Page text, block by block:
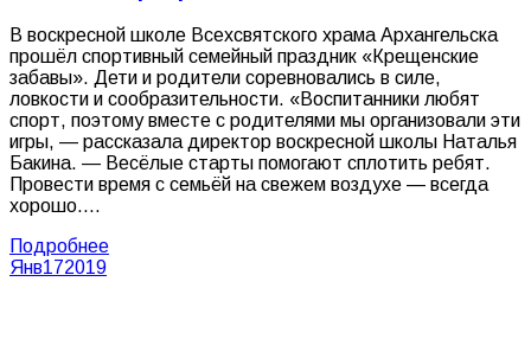
В воскресной школе Всехсвятского храма Архангельска
прошёл спортивный семейный праздник «Крещенские
забавы». Дети и родители соревновались в силе,
ловкости и сообразительности. «Воспитанники любят
спорт, поэтому вместе с родителями мы организовали эти
игры, — рассказала директор воскресной школы Наталья
Бакина. — Весёлые старты помогают сплотить ребят.
Провести время с семьёй на свежем воздухе — всегда
хорошо.…
Подробнее
Янв172019